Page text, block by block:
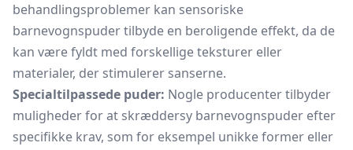
behandlingsproblemer kan sensoriske
barnevognspuder tilbyde en beroligende effekt, da de
kan være fyldt med forskellige teksturer eller
materialer, der stimulerer sanserne.
Specialtilpassede puder: Nogle producenter tilbyder
muligheder for at skræddersy barnevognspuder efter
specifikke krav, som for eksempel unikke former eller